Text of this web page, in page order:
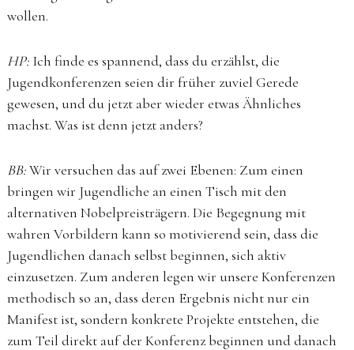
wollen.
HP:Ich finde es spannend, dass du erzählst, die
Jugendkonferenzen seien dir früher zuviel Gerede
gewesen, und du jetzt aber wieder etwas Ähnliches
machst. Was ist denn jetzt anders?
BB:Wir versuchen das auf zwei Ebenen: Zum einen
bringen wir Jugendliche an einen Tisch mit den
alternativen Nobelpreisträgern. Die Begegnung mit
wahren Vorbildern kann so motivierend sein, dass die
Jugendlichen danach selbst beginnen, sich aktiv
einzusetzen. Zum anderen legen wir unsere Konferenzen
methodisch so an, dass deren Ergebnis nicht nur ein
Manifest ist, sondern konkrete Projekte entstehen, die
zum Teil direkt auf der Konferenz beginnen und danach